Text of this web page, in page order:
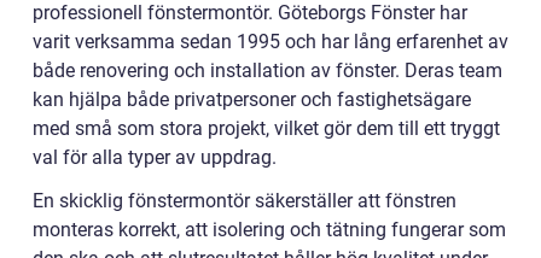
professionell fönstermontör. Göteborgs Fönster har
varit verksamma sedan 1995 och har lång erfarenhet av
både renovering och installation av fönster. Deras team
kan hjälpa både privatpersoner och fastighetsägare
med små som stora projekt, vilket gör dem till ett tryggt
val för alla typer av uppdrag.
En skicklig fönstermontör säkerställer att fönstren
monteras korrekt, att isolering och tätning fungerar som